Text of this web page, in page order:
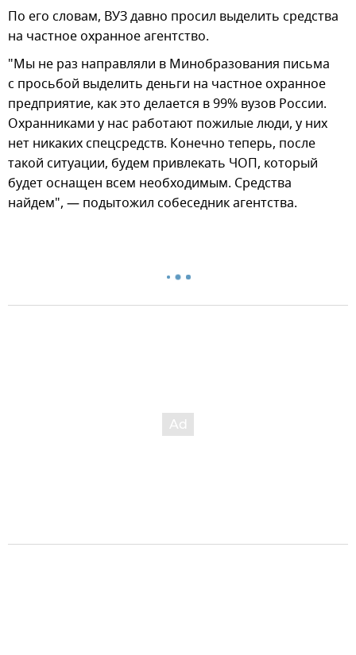
По его словам, ВУЗ давно просил выделить средства
на частное охранное агентство.
"Мы не раз направляли в Минобразования письма
с просьбой выделить деньги на частное охранное
предприятие, как это делается в 99% вузов России.
Охранниками у нас работают пожилые люди, у них
нет никаких спецсредств. Конечно теперь, после
такой ситуации, будем привлекать ЧОП, который
будет оснащен всем необходимым. Средства
найдем", — подытожил собеседник агентства.